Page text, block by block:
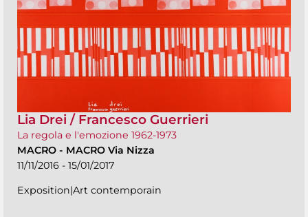
Lia Drei / Francesco Guerrieri
La regola e l'emozione 1962-1973
MACRO - MACRO Via Nizza
11/11/2016 - 15/01/2017
Exposition|Art contemporain